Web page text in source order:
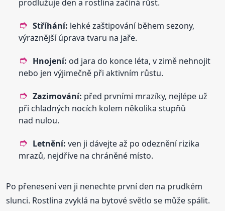
prodlužuje den a rostlina začíná růst.
Stříhání: lehké zaštipování během sezony,
výraznější úprava tvaru na jaře.
Hnojení: od jara do konce léta, v zimě nehnojit
nebo jen výjimečně při aktivním růstu.
Zazimování: před prvními mrazíky, nejlépe už
při chladných nocích kolem několika stupňů
nad nulou.
Letnění: ven ji dávejte až po odeznění rizika
mrazů, nejdříve na chráněné místo.
Po přenesení ven ji nenechte první den na prudkém
slunci. Rostlina zvyklá na bytové světlo se může spálit.